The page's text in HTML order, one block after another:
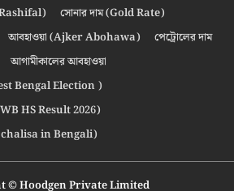
সোনার দাম (Gold Rate)
আবহাওয়া (Ajker Abohawa)
পেট্রোলের দাম
আগামীকালের আবহাওয়া
Bengal Election )
WB HS Result 2026)
chalisa in Bengali)
© Hoodgen Private Limited